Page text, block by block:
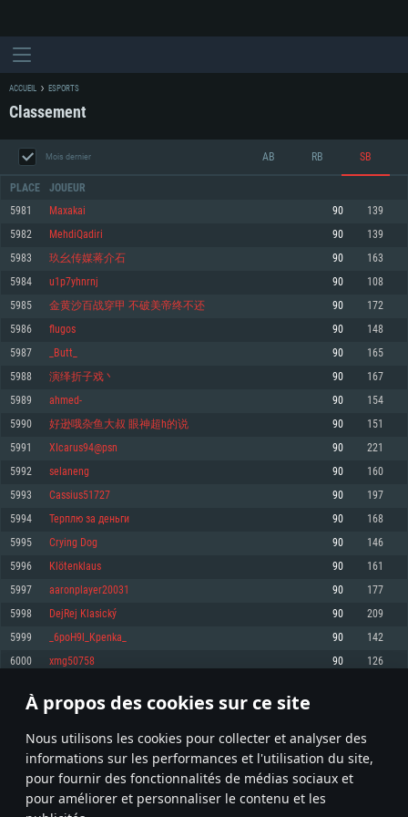
À propos des cookies sur ce site
Nous utilisons les cookies pour collecter et analyser des
informations sur les performances et l'utilisation du site,
pour fournir des fonctionnalités de médias sociaux et
pour améliorer et personnaliser le contenu et les
CONFIGURATION SYSTÈME REQUISE
Minimum
OS: Windows 10 (64 bit)
Processeur: Dual-Core 2.2 GHz
Mémoire: 4 GB
Carte graphique supportant DirectX 11: AMD Radeon 77XX / NVIDIA
GeForce GTX 660. La résolution minimale supportée par le jeu est de 720p
Connection: Connexion Internet à haut débit
Disque dur: 23.1 Go (client minimal)
Recommandée
1060 et plus, Radeon RX 570 et plus.
Disque dur: 75.9 Go (client complet)
Minimum
OS: Mac OS Big Sur 11.0 ou plus récent
Processeur: Core i5, minimum 2.2GHz (Les processeurs Intel Xeon ne sont
pas supportés)
Mémoire: 6 GB
Carte graphique: Intel Iris Pro 5200 (Mac), ou analogue AMD/Nvidia. La
résolution minimale supportée par le jeu est de 720p.
Connection: Connexion Internet à haut débit
Disque dur: 62,2 Go (client minimal)
Recommandée
OS: Mac OS Big Sur 11.0 ou plus récent
Processeur: Core i7 (Les processeurs Intel Xeon ne sont pas supportés)
Mémoire: 8 GB
Carte graphique: Radeon Vega II ou plus avec support de Metal
Disque dur: 62,2 Go (client complet)
Minimum
OS: Les configurations Linux 64 bits les plus modernes
Processeur: Dual-Core 2.4 GHz
Mémoire: 4 GB
Carte graphique: NVIDIA 660 avec les derniers drivers (moins de 6 mois) /
de même pour AMD (La résolution minimale supportée par le jeu est de
720p)
Connection: Connexion Internet à haut débit
Disque dur: 62,2 Go (client minimal)
Recommandée
OS: Ubuntu 20.04 64bit
Processeur: Intel Core i7
Mémoire: 8 GB
Carte graphique: NVIDIA 1060 avec les derniers drivers (moins de 6 mois) /
6 mois et supportant Vulkan
Connection: Connexion Internet à haut débit
Disque dur: 60,2 Go (client complet)
ACCUEIL ESPORTS
Classement
Mois dernier AB RB SB
PLACE JOUEUR
5981 Maxakai 90 139
5982 MehdiQadiri 90 139
5983 玖幺传媒蒋介石 90 163
5984 u1p7yhnrnj 90 108
5985 金黄沙百战穿甲 不破美帝终不还 90 172
5986 flugos 90 148
5987 _Butt_ 90 165
5988 演绎折子戏丶 90 167
5989 ahmed- 90 154
5990 好逊哦杂鱼大叔 眼神超h的说 90 151
5991 XIcarus94@psn 90 221
5992 selaneng 90 160
5993 Cassius51727 90 197
5994 Терплю за деньги 90 168
5995 Crying Dog 90 146
5996 Klötenklaus 90 161
5997 aaronplayer20031 90 177
5998 DejRej Klasický 90 209
5999 _6poH9l_Kpenka_ 90 142
6000 xmg50758 90 126
* Classement mis à jour quotidiennement
299 300 301 400